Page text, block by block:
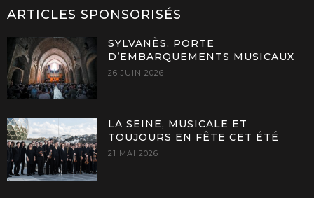
ARTICLES SPONSORISÉS
SYLVANÈS, PORTE
D’EMBARQUEMENTS MUSICAUX
26 JUIN 2026
LA SEINE, MUSICALE ET
TOUJOURS EN FÊTE CET ÉTÉ
21 MAI 2026